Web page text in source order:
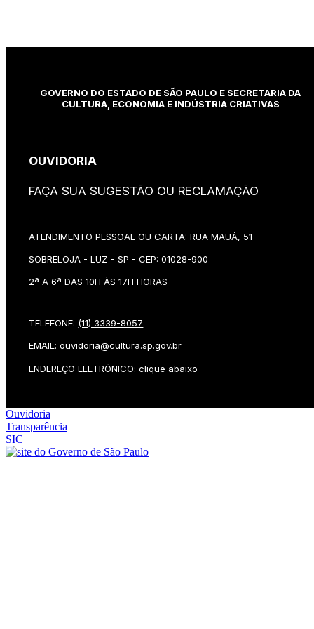
GOVERNO DO ESTADO DE SÃO PAULO E SECRETARIA DA
CULTURA, ECONOMIA E INDÚSTRIA CRIATIVAS
OUVIDORIA
FAÇA SUA SUGESTÃO OU RECLAMAÇÃO
ATENDIMENTO PESSOAL OU CARTA: RUA MAUÁ, 51
SOBRELOJA - LUZ - SP - CEP: 01028-900
2ª A 6ª DAS 10H ÀS 17H HORAS
TELEFONE: (11) 3339-8057
EMAIL:ouvidoria@cultura.sp.gov.br
ENDEREÇO ELETRÔNICO: clique abaixo
Ouvidoria
Transparência
SIC